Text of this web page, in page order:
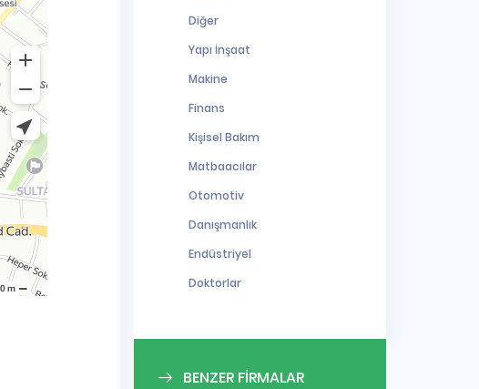
Diğer
Yapı İnşaat
Makine
Finans
Kişisel Bakım
Matbaacılar
Otomotiv
Danışmanlık
Endüstriyel
Doktorlar
BENZER FİRMALAR